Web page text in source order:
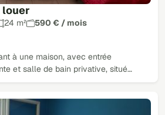
louer
24 m²
590 € / mois
à une maison, avec entrée
et salle de bain privative, situé…